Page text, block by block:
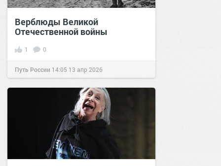
Верблюды Великой
Отечественной войны
1 0
Путь России 14:05 13 апр 2026